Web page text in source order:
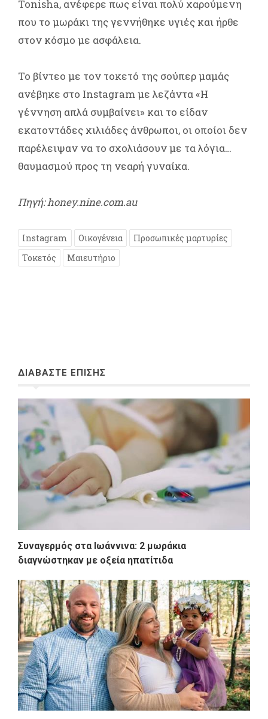
Tonisha, ανέφερε πως είναι πολύ χαρούμενη
που το μωράκι της γεννήθηκε υγιές και ήρθε
στον κόσμο με ασφάλεια.
Το βίντεο με τον τοκετό της σούπερ μαμάς
ανέβηκε στο Instagram με λεζάντα «Η
γέννηση απλά συμβαίνει» και το είδαν
εκατοντάδες χιλιάδες άνθρωποι, οι οποίοι δεν
παρέλειψαν να το σχολιάσουν με τα λόγια…
θαυμασμού προς τη νεαρή γυναίκα.
Πηγή: honey.nine.com.au
Instagram Οικογένεια
Προσωπικές μαρτυρίες
Τοκετός
Μαιευτήριο
ΔΙΑΒΑΣΤΕ ΕΠΙΣΗΣ
Συναγερμός στα Ιωάννινα: 2 μωράκια
διαγνώστηκαν με οξεία ηπατίτιδα